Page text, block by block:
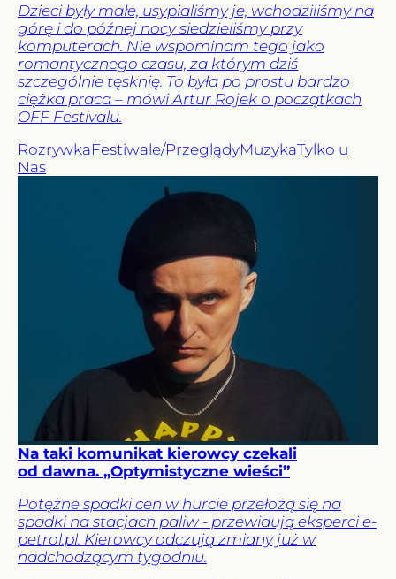
Dzieci były małe, usypialiśmy je, wchodziliśmy na
górę i do późnej nocy siedzieliśmy przy
komputerach. Nie wspominam tego jako
romantycznego czasu, za którym dziś
szczególnie tęsknię. To była po prostu bardzo
ciężka praca – mówi Artur Rojek o początkach
OFF Festivalu.
RozrywkaFestiwale/PrzeglądyMuzykaTylko u
Nas
Na taki komunikat kierowcy czekali
od dawna. „Optymistyczne wieści”
Potężne spadki cen w hurcie przełożą się na
spadki na stacjach paliw - przewidują eksperci e-
petrol.pl. Kierowcy odczują zmiany już w
nadchodzącym tygodniu.